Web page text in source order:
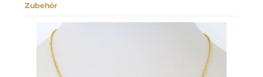
Zubehör
Produktgalerie überspringen